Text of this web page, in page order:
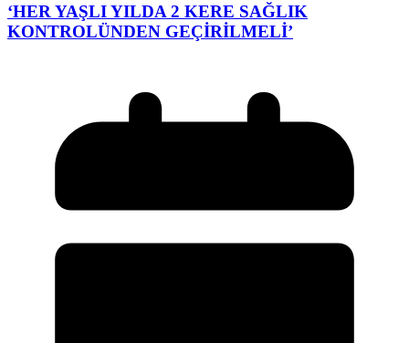
‘HER YAŞLI YILDA 2 KERE SAĞLIK
KONTROLÜNDEN GEÇİRİLMELİ’